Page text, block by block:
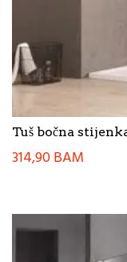
Tuš bočna
314,90BAM